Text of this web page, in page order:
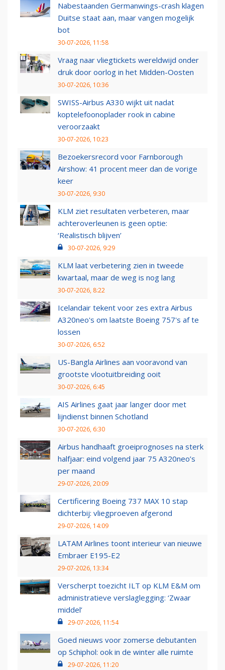
Nabestaanden Germanwings-crash klagen
Duitse staat aan, maar vangen mogelijk
bot
30-07-2026, 11:58
Vraag naar vliegtickets wereldwijd onder
druk door oorlog in het Midden-Oosten
30-07-2026, 10:36
SWISS-Airbus A330 wijkt uit nadat
koptelefoonoplader rook in cabine
veroorzaakt
30-07-2026, 10:23
Bezoekersrecord voor Farnborough
Airshow: 41 procent meer dan de vorige
keer
30-07-2026, 9:30
KLM ziet resultaten verbeteren, maar
achteroverleunen is geen optie:
‘Realistisch blijven’
30-07-2026, 9:29
KLM laat verbetering zien in tweede
kwartaal, maar de weg is nog lang
30-07-2026, 8:22
Icelandair tekent voor zes extra Airbus
A320neo's om laatste Boeing 757's af te
lossen
30-07-2026, 6:52
US-Bangla Airlines aan vooravond van
grootste vlootuitbreiding ooit
30-07-2026, 6:45
AIS Airlines gaat jaar langer door met
lijndienst binnen Schotland
30-07-2026, 6:30
Airbus handhaaft groeiprognoses na sterk
halfjaar: eind volgend jaar 75 A320neo’s
per maand
29-07-2026, 20:09
Certificering Boeing 737 MAX 10 stap
dichterbij: vliegproeven afgerond
29-07-2026, 14:09
LATAM Airlines toont interieur van nieuwe
Embraer E195-E2
29-07-2026, 13:34
Verscherpt toezicht ILT op KLM E&M om
administratieve verslaglegging: ‘Zwaar
middel’
29-07-2026, 11:54
Goed nieuws voor zomerse debutanten
op Schiphol: ook in de winter alle ruimte
29-07-2026, 11:20